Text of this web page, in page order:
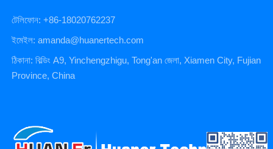
টেলিফোন: +86-18020762237
ইমেইল: amanda@huanertech.com
ঠিকানা: বিল্ডিং A9, Yinchengzhigu, Tong'an জেলা, Xiamen City, Fujian
Province, China